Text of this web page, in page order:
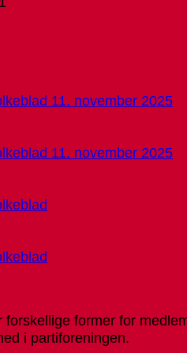
11. november 2025
11. november 2025
Læserbrev:
Skive
Folkeblad
former for
i partiforeningen.